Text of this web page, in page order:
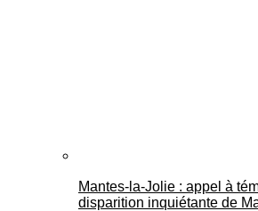
Mantes-la-Jolie : appel à
disparition inquiétante de